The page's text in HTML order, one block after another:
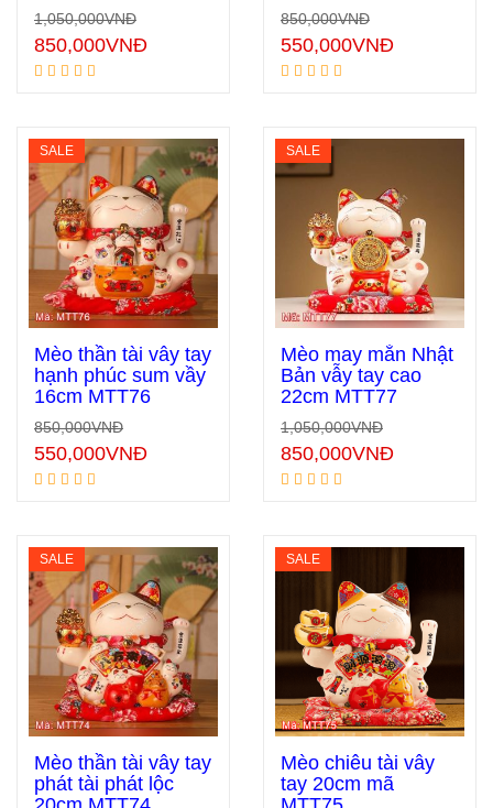
850,000VNĐ
550,000VNĐ
1,050,000VNĐ
850,000VNĐ
SALE
Mèo may mắn Nhật
Bản vẫy tay cao
22cm MTT77
1,050,000VNĐ
850,000VNĐ
SALE
Mèo thần tài vẫy tay
hạnh phúc sum vầy
16cm MTT76
850,000VNĐ
550,000VNĐ
SALE
Mèo chiêu tài vẫy
tay 20cm mã
SALE
Mèo thần tài vẫy tay
phát tài phát lộc